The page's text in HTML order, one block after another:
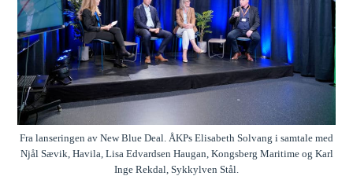
Fra lanseringen av New Blue Deal. ÅKPs Elisabeth Solvang i samtale med
Njål Sævik, Havila, Lisa Edvardsen Haugan, Kongsberg Maritime og Karl
Inge Rekdal, Sykkylven Stål.